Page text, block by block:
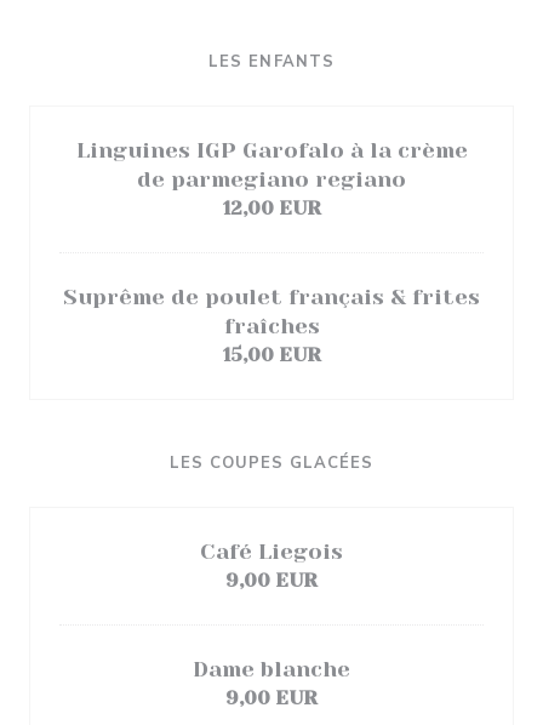
LES ENFANTS
Linguines IGP Garofalo à la crème
de parmegiano regiano
12,00 EUR
Suprême de poulet français & frites
fraîches
15,00 EUR
LES COUPES GLACÉES
Café Liegois
9,00 EUR
Dame blanche
9,00 EUR